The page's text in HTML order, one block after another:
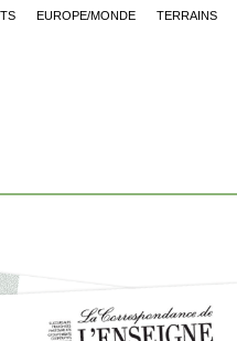
EUROPE/MONDE TERRAINS